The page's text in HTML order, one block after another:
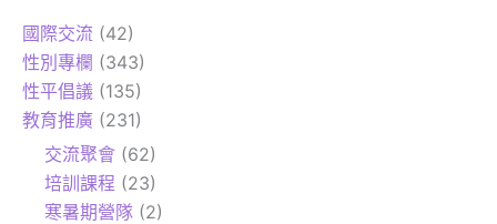
國際交流 (42)
性別專欄 (343)
性平倡議 (135)
教育推廣 (231)
交流聚會 (62)
培訓課程 (23)
寒暑期營隊 (2)